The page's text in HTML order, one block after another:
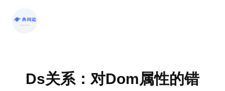
Ds关系：对Dom属性的错